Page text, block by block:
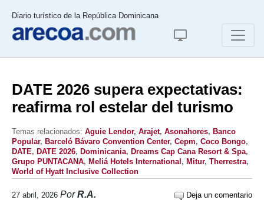
Diario turístico de la República Dominicana
DATE 2026 supera expectativas:
reafirma rol estelar del turismo
Temas relacionados: Aguie Lendor, Arajet, Asonahores, Banco
Popular, Barceló Bávaro Convention Center, Cepm, Coco Bongo,
DATE, DATE 2026, Dominicania, Dreams Cap Cana Resort & Spa,
Grupo PUNTACANA, Meliá Hotels International , Mitur, Therrestra,
World of Hyatt Inclusive Collection
27 abril, 2026 PorR.A. Deja un comentario